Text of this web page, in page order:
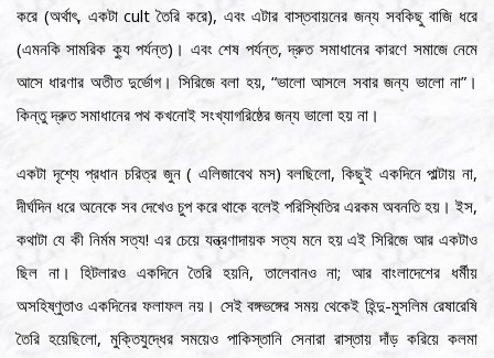
করে (অর্থাৎ, একটা cult তৈরি করে), এবং এটার বাস্তবায়নের জন্য সবকিছু বাজি ধরে
(এমনকি সামরিক ক্যু পর্যন্ত)। এবং শেষ পর্যন্ত, দ্রুত সমাধানের কারণে সমাজে নেমে
আসে ধারণার অতীত দুর্ভোগ। সিরিজে বলা হয়, “ভালো আসলে সবার জন্য ভালো না”।
কিন্তু দ্রুত সমাধানের পথ কখনোই সংখ্যাগরিষ্ঠের জন্য ভালো হয় না।
একটা দৃশ্যে প্রধান চরিত্র জুন ( এলিজাবেথ মস) বলছিলো, কিছুই একদিনে পাল্টায় না,
দীর্ঘদিন ধরে অনেকে সব দেখেও চুপ করে থাকে বলেই পরিস্থিতির এরকম অবনতি হয়। ইস,
কথাটা যে কী নির্মম সত্য! এর চেয়ে যন্ত্রণাদায়ক সত্য মনে হয় এই সিরিজে আর একটাও
ছিল না। হিটলারও একদিনে তৈরি হয়নি, তালেবানও না; আর বাংলাদেশের ধর্মীয়
অসহিষ্ণুতাও একদিনের ফলাফল নয়। সেই বঙ্গভঙ্গের সময় থেকেই হিন্দু-মুসলিম রেষারেষি
তৈরি হয়েছিলো, মুক্তিযুদ্ধের সময়েও পাকিস্তানি সেনারা রাস্তায় দাঁড় করিয়ে কলমা